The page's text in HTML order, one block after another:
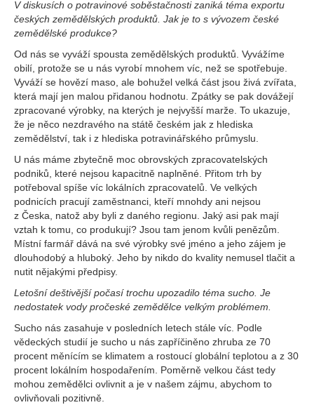
V diskusích o potravinové soběstačnosti zaniká téma exportu
českých zemědělských produktů. Jak je to s vývozem české
zemědělské produkce?
Od nás se vyváží spousta zemědělských produktů. Vyvážíme
obilí, protože se u nás vyrobí mnohem víc, než se spotřebuje.
Vyváží se hovězí maso, ale bohužel velká část jsou živá zvířata,
která mají jen malou přidanou hodnotu. Zpátky se pak dovážejí
zpracované výrobky, na kterých je nejvyšší marže. To ukazuje,
že je něco nezdravého na státě českém jak z hlediska
zemědělství, tak i z hlediska potravinářského průmyslu.
U nás máme zbytečně moc obrovských zpracovatelských
podniků, které nejsou kapacitně naplněné. Přitom trh by
potřeboval spíše víc lokálních zpracovatelů. Ve velkých
podnicích pracují zaměstnanci, kteří mnohdy ani nejsou
z Česka, natož aby byli z daného regionu. Jaký asi pak mají
vztah k tomu, co produkují? Jsou tam jenom kvůli penězům.
Místní farmář dává na své výrobky své jméno a jeho zájem je
dlouhodobý a hluboký. Jeho by nikdo do kvality nemusel tlačit a
nutit nějakými předpisy.
Letošní deštivější počasí trochu upozadilo téma sucho. Je
nedostatek vody pročeské zemědělce velkým problémem.
Sucho nás zasahuje v posledních letech stále víc. Podle
vědeckých studií je sucho u nás zapříčiněno zhruba ze 70
procent měnícím se klimatem a rostoucí globální teplotou a z 30
procent lokálním hospodařením. Poměrně velkou část tedy
mohou zemědělci ovlivnit a je v našem zájmu, abychom to
ovlivňovali pozitivně.